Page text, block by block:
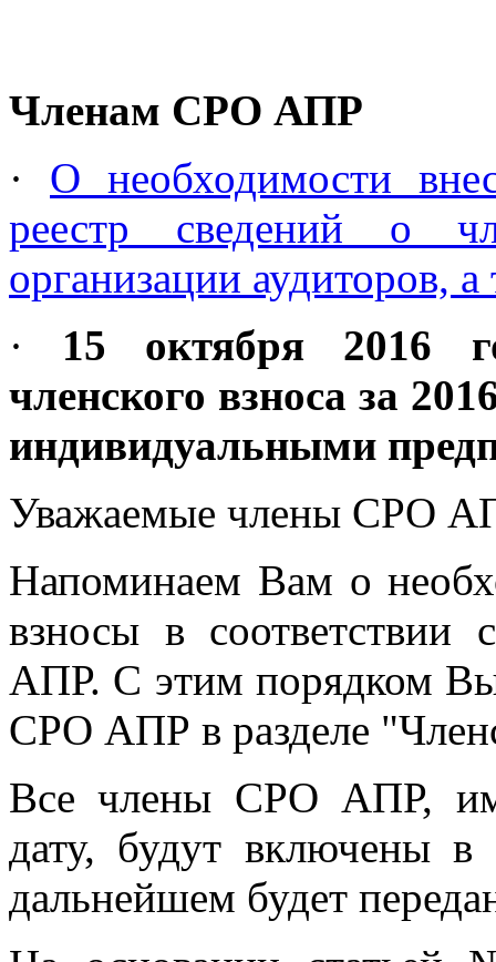
Членам СРО АПР
· О необходимости
реестр сведений о
организации аудиторов,
· 15 октября 2016
членского взноса за
индивидуальными
Уважаемые члены СРО
Напоминаем Вам о
взносы в
АПР. С этим порядком Вы
СРО АПР в разделе
Все члены СРО АПР,
дату, будут включены
дальнейшем будет